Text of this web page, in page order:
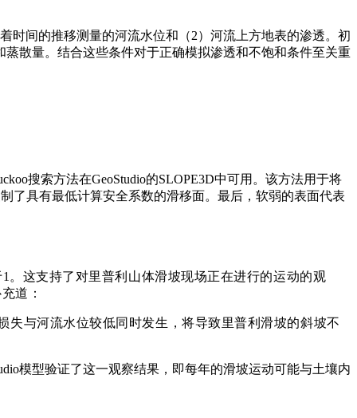
时间的推移测量的河流水位和（2）河流上方地表的渗透。初
散量。结合这些条件对于正确模拟渗透和不饱和条件至关重
搜索方法在GeoStudio的SLOPE3D中可用。该方法用于将
了具有最低计算安全系数的滑移面。最后，软弱的表面代表
。这支持了对里普利山体滑坡现场正在进行的运动的观
充道：
失与河流水位较低同时发生，将导致里普利滑坡的斜坡不
模型验证了这一观察结果，即每年的滑坡运动可能与土壤内